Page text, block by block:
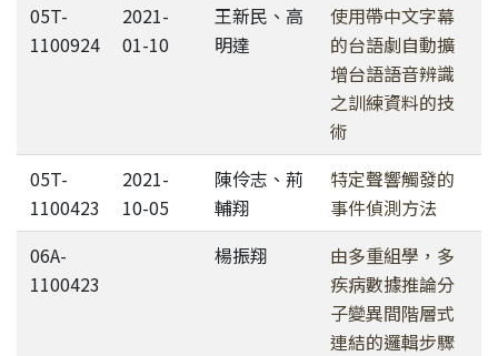
05T-
1100924
2021-
01-10
王新民、高
明達
使用帶中文字幕
的台語劇自動擴
增台語語音辨識
之訓練資料的技
術
05T-
1100423
2021-
10-05
陳伶志、荊
輔翔
特定聲響觸發的
事件偵測方法
06A-
1100423
楊振翔
由多重組學，多
疾病數據推論分
子變異間階層式
連結的邏輯步驟